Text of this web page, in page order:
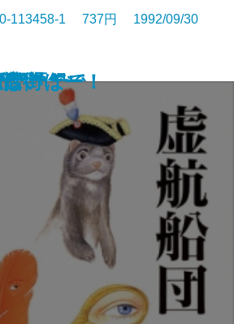
く
指令
死にたい
館
は過ぎて
リ語録
113458-1 737円 1992/09/30
いほー！
街